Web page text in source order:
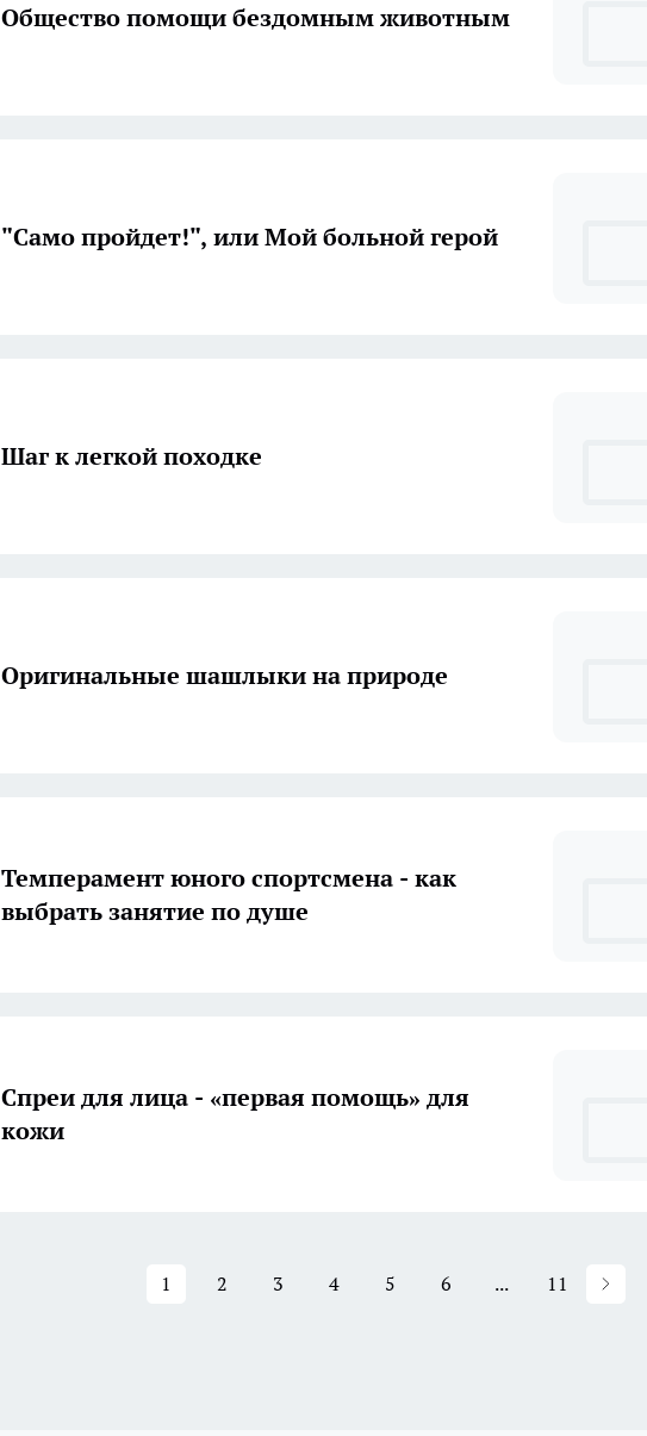
Общество помощи бездомным животным
"Само пройдет!", или Мой больной герой
Шаг к легкой походке
Оригинальные шашлыки на природе
Темперамент юного спортсмена - как
выбрать занятие по душе
Спреи для лица - «первая помощь» для
кожи
1 2 3 4 5 6 ... 11